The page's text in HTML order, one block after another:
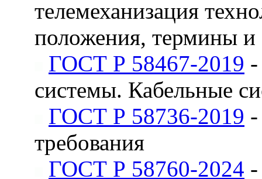
телемеханизация
положения, термины и
ГОСТ Р 58467-2019
системы. Кабельные
ГОСТ Р 58736-2019
требования
ГОСТ Р 58760-2024